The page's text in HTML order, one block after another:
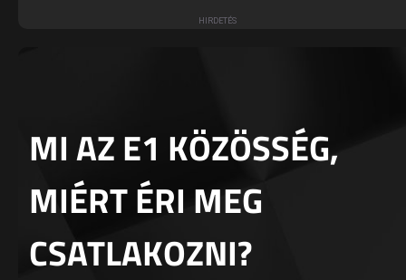
MI AZ E1 KÖZÖSSÉG,
MIÉRT ÉRI MEG
CSATLAKOZNI?